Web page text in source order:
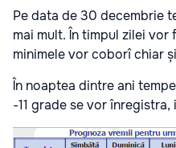
Pe data de 30 decembrie
mai mult. În timpul zilei
minimele vor coborî chiar
În noaptea dintre ani
-11 grade se vor